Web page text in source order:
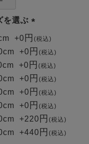
を選ぶ
(
必
須
+0 税込
+0 税込
+0 税込
+0 税込
+0 税込
+0 税込
+220 税込
+440 税込